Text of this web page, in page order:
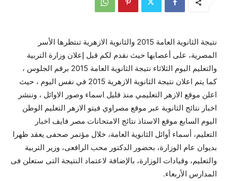
نتيجة الثانوية العامة 2015 والثانوية الازهرية تنتظرها الأسر
المصرية، على أعصابها حيث نقدم لكم قبل إعلان وزارة التربية
والتعليم اليوم الثلاثاء نتيجة الثانوية العامة 2015 برقم الجلوس ،
كما يتم اعلان نتيجة الثانوية الازهرية 2015 في نفس اليوم ، حيث
اعلن موقع الازهر التعليمي منذ قليل اسماء وصور الاوائل ، وننشر
اخبار نتائج الثانوية عبر موقع مصراوي فيتو الازهر التعليم الوطن
اليوم السابع موقع الاستاذ نتائج الامتحانات مصر فايف اخبار
التعليم، أسماء أوائل الثانوية العامة، خلال مؤتمر صحفى يعقد ظهرا
بديوان عام الوزارة، بحضور الدكتور محب الرافعى، وزير التربية
والتعليم، وقيادات الوزارة، بالإضافة لاعتماد النتيجة التى ستعلن فى
المدارس الأربعاء.